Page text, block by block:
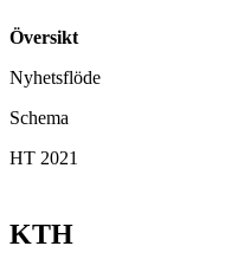
Översikt
Nyhetsflöde
Schema
HT 2021
KTH